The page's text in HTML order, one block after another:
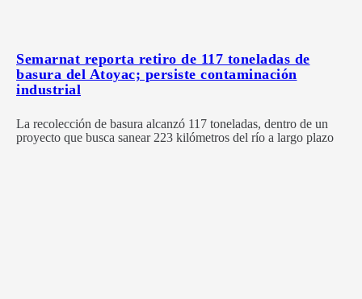
Semarnat reporta retiro de 117 toneladas de
basura del Atoyac; persiste contaminación
industrial
La recolección de basura alcanzó 117 toneladas, dentro de un
proyecto que busca sanear 223 kilómetros del río a largo plazo